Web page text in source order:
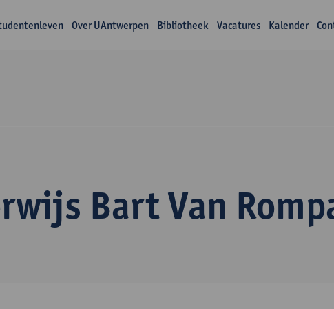
Over UAntwerpen Bibliotheek Vacatures Kalender
Bart Van